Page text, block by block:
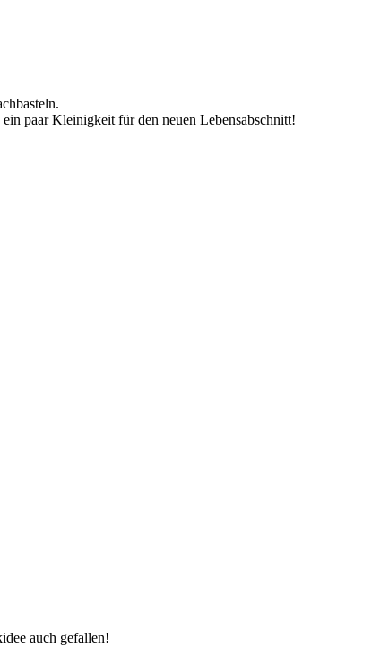
paar Kleinigkeit für den neuen Lebensabschnitt!
auch gefallen!